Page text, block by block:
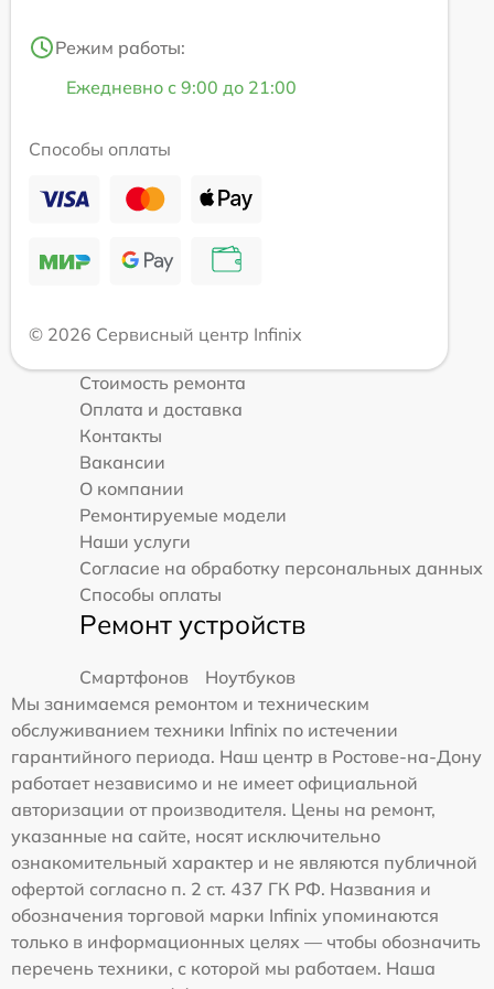
Режим работы:
Ежедневно с 9:00 до 21:00
Способы оплаты
© 2026 Сервисный центр Infinix
Стоимость ремонта
Оплата и доставка
Контакты
Вакансии
О компании
Ремонтируемые модели
Наши услуги
Согласие на обработку персональных данных
Способы оплаты
Ремонт устройств
Смартфонов
Ноутбуков
Мы занимаемся ремонтом и техническим
обслуживанием техники Infinix по истечении
гарантийного периода. Наш центр в Ростове-на-Дону
работает независимо и не имеет официальной
авторизации от производителя. Цены на ремонт,
указанные на сайте, носят исключительно
ознакомительный характер и не являются публичной
офертой согласно п. 2 ст. 437 ГК РФ. Названия и
обозначения торговой марки Infinix упоминаются
только в информационных целях — чтобы обозначить
перечень техники, с которой мы работаем. Наша